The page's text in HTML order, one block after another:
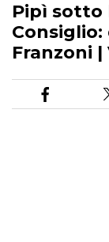
Pipì sotto
Franzoni |